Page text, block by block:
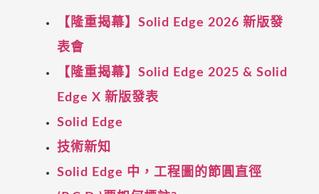
【隆重揭幕】Solid Edge 2026 新版發
表會
【隆重揭幕】Solid Edge 2025 & Solid
Edge X 新版發表
Solid Edge
技術新知
Solid Edge 中，工程圖的節圓直徑